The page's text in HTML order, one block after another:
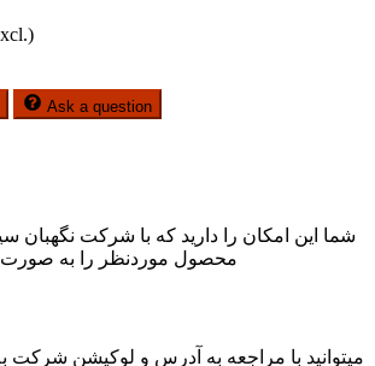
Ask a question
شما این امکان را دارید که با شرکت نگهبان
محصول موردنظر را به صورت
میتوانید با مراجعه به آدرس و لوکیشن